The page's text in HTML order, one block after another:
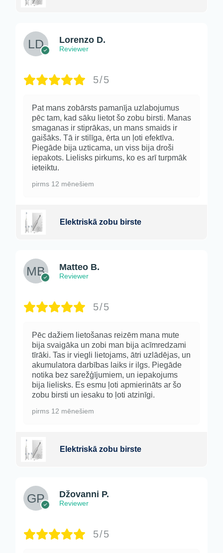
Lorenzo D.
Reviewer
5/5
Pat mans zobārsts pamanīja uzlabojumus
pēc tam, kad sāku lietot šo zobu birsti. Manas
smaganas ir stiprākas, un mans smaids ir
gaišāks. Tā ir stilīga, ērta un ļoti efektīva.
Piegāde bija uzticama, un viss bija droši
iepakots. Lielisks pirkums, ko es arī turpmāk
ieteiktu.
pirms 12 mēnešiem
Elektriskā zobu birste
Matteo B.
Reviewer
5/5
Pēc dažiem lietošanas reizēm mana mute
bija svaigāka un zobi man bija acīmredzami
tīrāki. Tas ir viegli lietojams, ātri uzlādējas, un
akumulatora darbības laiks ir ilgs. Piegāde
notika bez sarežģījumiem, un iepakojums
bija lielisks. Es esmu ļoti apmierināts ar šo
zobu birsti un iesaku to ļoti atzinīgi.
pirms 12 mēnešiem
Elektriskā zobu birste
Džovanni P.
Reviewer
5/5